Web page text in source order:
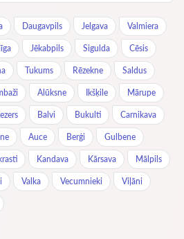
Daugavpils Jelgava Valmiera
Jēkabpils Sigulda Cēsis
Tukums Rēzekne Saldus
Alūksne Ikšķile Mārupe
Balvi Bukulti Carnikava
Auce Berģi Gulbene
Kandava Kārsava Mālpils
Valka Vecumnieki Viļāni